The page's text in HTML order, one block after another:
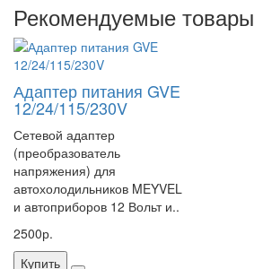
Рекомендуемые товары
Адаптер питания GVE
12/24/115/230V
Сетевой адаптер
(преобразователь
напряжения) для
автохолодильников MEYVEL
и автоприборов 12 Вольт и..
2500р.
Купить